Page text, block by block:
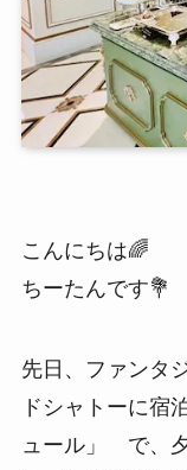
こんにちは🌈
ちーたんです💐
先日、ファンタ
ドシャトーに宿
ュール」 で、